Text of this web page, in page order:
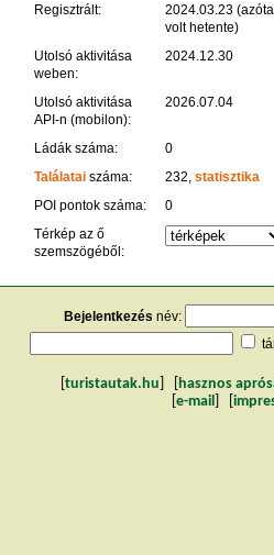
Regisztrált:
2024.03.23
volt hetente)
Utolsó aktivitása
weben:
2024.12.30
Utolsó aktivitása
API-n (mobilon):
2026.07.04
Ládák száma:
0
Találataiszáma: 232, statisztika
POI pontok száma:
0
Térkép az ő
szemszögéből:
Bejelentkezés név:
turistautak.hu hasznos
e-mail